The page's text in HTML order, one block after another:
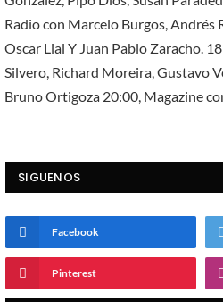
Radio con Marcelo Burgos, Andrés
Oscar Lial Y Juan Pablo Zaracho.
Silvero, Richard Moreira, Gustavo
Bruno Ortigoza 20:00, Magazine
SIGUENOS
Facebook
Pinterest